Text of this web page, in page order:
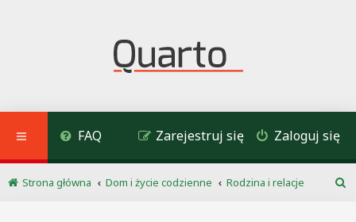
FAQ Zaloguj się
Zarejestruj się
Strona główna Dom i życie codzienne
Rodzina i relacje